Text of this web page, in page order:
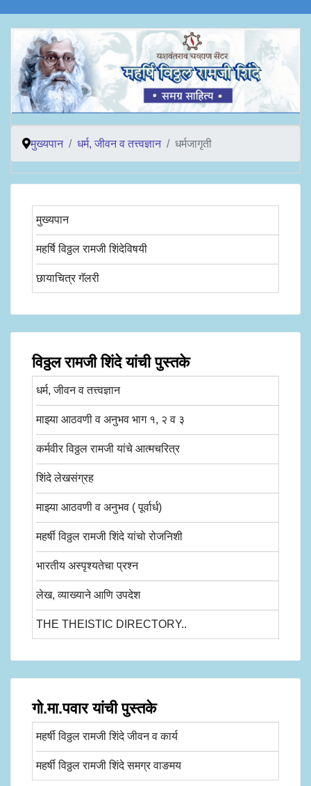
मुख्यपान धर्म, जीवन व तत्त्वज्ञान धर्मजागृती
मुख्यपान
महर्षि विठ्ठल रामजी शिंदेविषयी
छायाचित्र गॅलरी
विठ्ठल रामजी शिंदे यांची पुस्तके
धर्म, जीवन व तत्त्वज्ञान
माझ्या आठवणी व अनुभव भाग १, २ व ३
कर्मवीर विठ्ठल रामजी यांचे आत्मचरित्र
शिंदे लेखसंग्रह
माझ्या आठवणी व अनुभव ( पूर्वार्ध)
महर्षी विठ्ठल रामजी शिंदे यांचो रोजनिशी
भारतीय अस्पृश्यतेचा प्रश्न
लेख, व्याख्याने आणि उपदेश
THE THEISTIC DIRECTORY..
गो.मा.पवार यांची पुस्तके
महर्षी विठ्ठल रामजी शिंदे जीवन व कार्य
महर्षी विठ्ठल रामजी शिंदे समग्र वाङमय